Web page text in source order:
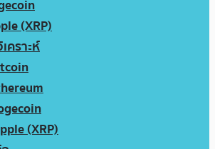
(XRP)
คราะห์
(XRP)